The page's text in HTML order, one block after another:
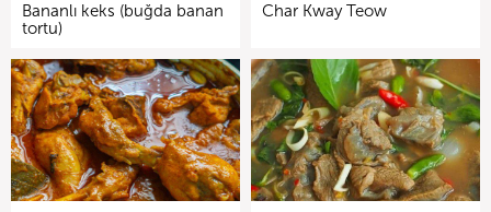
Bananlı keks (buğda banan
tortu)
Char Kway Teow